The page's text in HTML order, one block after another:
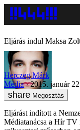
Eljárás indul Maksa
Herczeg Márk
Média
2015. január
Megosztás
Eljárást indított a
Médiatanácsa a Hír TV